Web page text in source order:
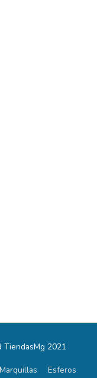
TiendasMg 2021
Esferos